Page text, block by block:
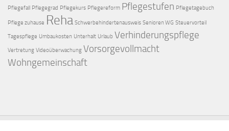
Pflegefall Pflegegrad Pflegekurs Pflegereform Pflegestufen Pflegetagebuch
Pflege zuhause Reha Schwerbehindertenausweis Senioren WG Steuervorteil
Tagespflege Umbaukosten Unterhalt Urlaub Verhinderungspflege
Vertretung Videoüberwachung Vorsorgevollmacht
Wohngemeinschaft